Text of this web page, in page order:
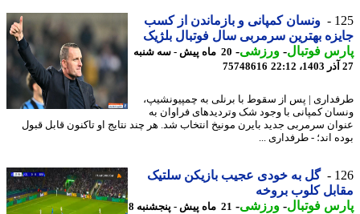
ونسان کمپانی و بازماندن از کسب
بهترین سرمربی سال فوتبال بلژیک
فوتبال-ورزشی-
20 ماه پیش - سه شنبه
75748616
| پس از سقوط با برنلی به چمپیونشیپ،
کمپانی با وجود شک وتردیدهای فراوان به
سرمربی جدید بایرن مونیخ انتخاب شد. هر چند نتایج او تاکنون قابل قبول
اند؛ - طرفداری ...
گل به خودی عجیب بازیکن سلتیک
کلوب بروخه
فوتبال-ورزشی-
21 ماه پیش - پنجشنبه 8